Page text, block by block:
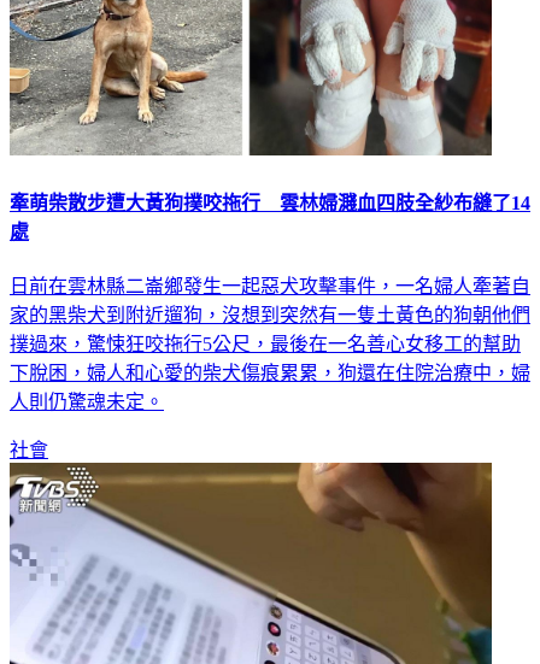
牽萌柴散步遭大黃狗撲咬拖行 雲林婦濺血四肢全紗布縫了14
處
日前在雲林縣二崙鄉發生一起惡犬攻擊事件，一名婦人牽著自
家的黑柴犬到附近遛狗，沒想到突然有一隻土黃色的狗朝他們
撲過來，驚悚狂咬拖行5公尺，最後在一名善心女移工的幫助
下脫困，婦人和心愛的柴犬傷痕累累，狗還在住院治療中，婦
人則仍驚魂未定。
社會